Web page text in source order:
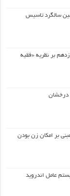
سالگرد تاسیس
بر نظریه «فقیه
درخشان
بر امکان زن بودن
عامل اندروید